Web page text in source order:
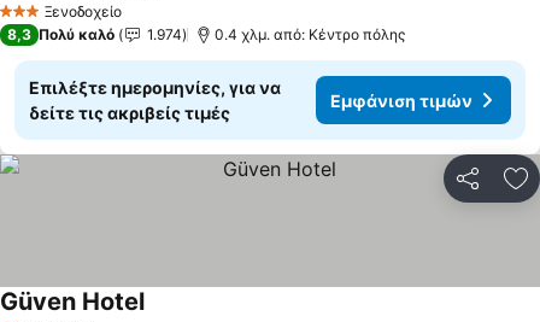
3 ΑστέριαΞενοδοχείο
8,3 Πολύ καλό 1.974 0.4 χλμ. από: Κέντρο πόλης
Επιλέξτε ημερομηνίες, για να
δείτε τις ακριβείς τιμές
Εμφάνιση τιμών
Güven Hotel